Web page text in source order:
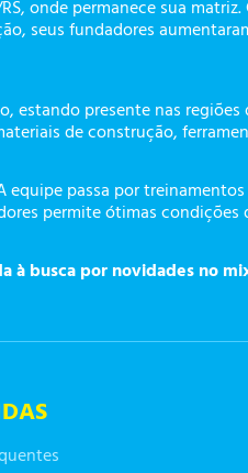
onde permanece sua
seus fundadores
estando presente nas
de construção,
passa por
permite ótimas
à busca por novidades no